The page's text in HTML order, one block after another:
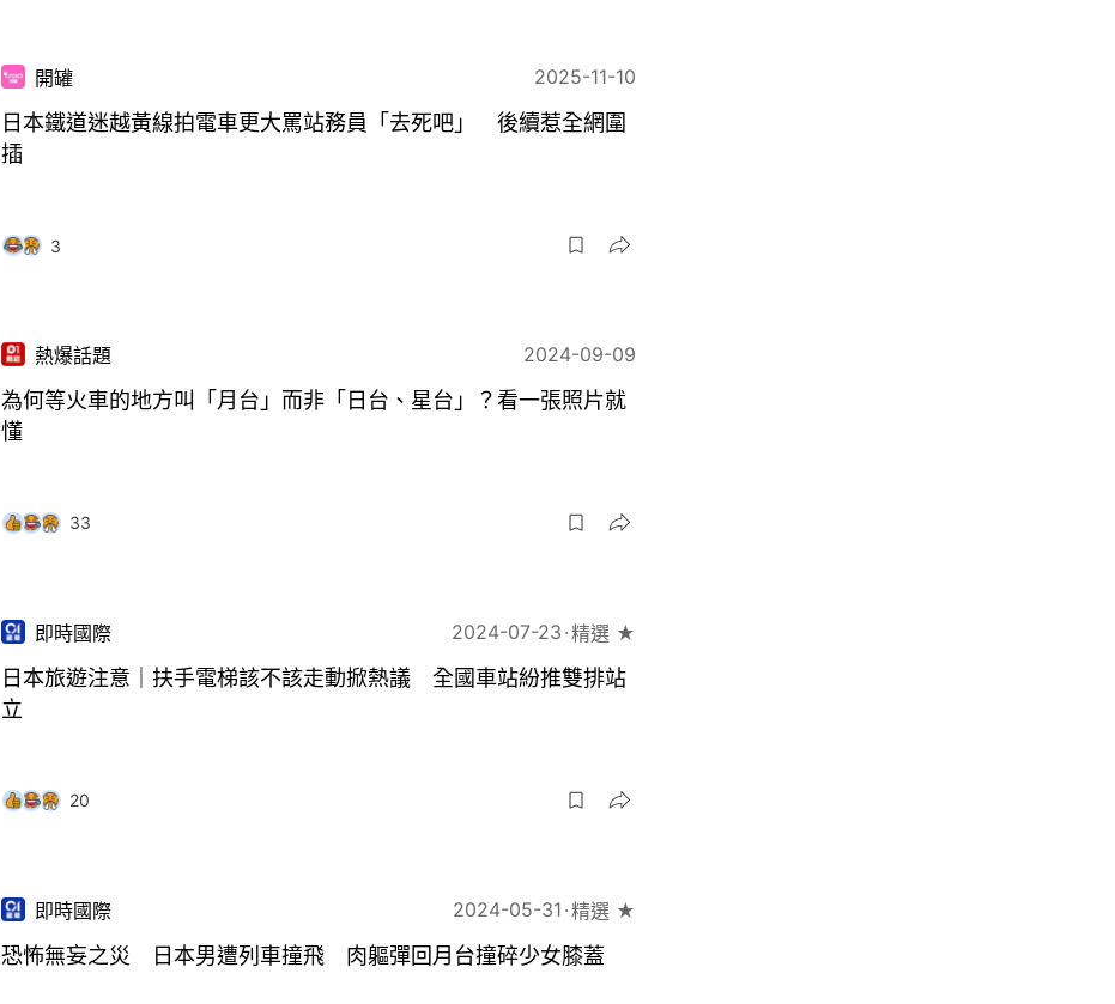
開罐 2025-11-10
日本鐵道迷越黃線拍電車更大罵站務員「去死吧」 後續惹全網圍
插
3
熱爆話題 2024-09-09
為何等火車的地方叫「月台」而非「日台、星台」？看一張照片就
懂
33
即時國際 2024-07-23 精選 ★
日本旅遊注意｜扶手電梯該不該走動掀熱議 全國車站紛推雙排站
立
20
即時國際 2024-05-31 精選 ★
恐怖無妄之災 日本男遭列車撞飛 肉軀彈回月台撞碎少女膝蓋